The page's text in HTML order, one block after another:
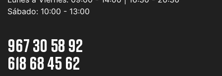
Sábado: 10:00 - 13:00
967 30 58 92
618 68 45 62